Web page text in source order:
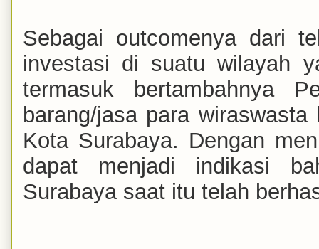
Sebagai outcomenya dari
investasi di suatu wilayah
termasuk bertambahnya
barang/jasa para
Kota Surabaya. Dengan
dapat menjadi indikasi
Surabaya saat itu telah